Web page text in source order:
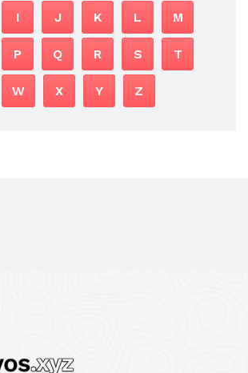
I J K L M
P Q R S T
W X Y Z